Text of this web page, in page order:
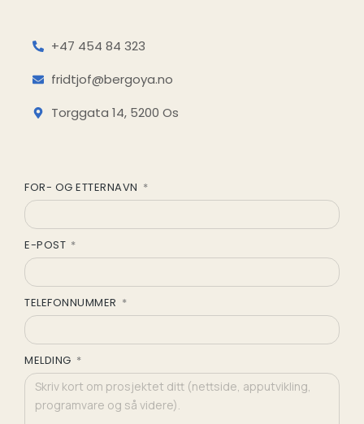
+47 454 84 323
fridtjof@bergoya.no
Torggata 14, 5200 Os
FOR- OG ETTERNAVN
E-POST
TELEFONNUMMER
MELDING